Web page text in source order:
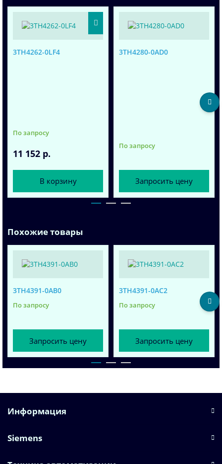
3TH4262-0LF4
По запросу
11 152 р.
В корзину
3TH4280-0AD0
По запросу
Запросить цену
Похожие товары
3TH4391-0AB0
По запросу
Запросить цену
3TH4391-0AC2
По запросу
Запросить цену
Информация
Siemens